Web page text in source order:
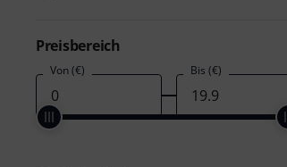
Preisbereich
Von (€) Bis (€)